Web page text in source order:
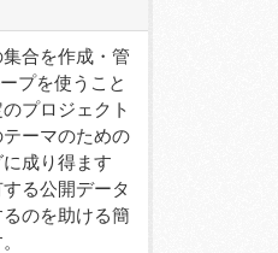
合を作成・管
プを使うこと
プロジェクト
ーマのための
成り得ます
る公開データ
のを助ける簡